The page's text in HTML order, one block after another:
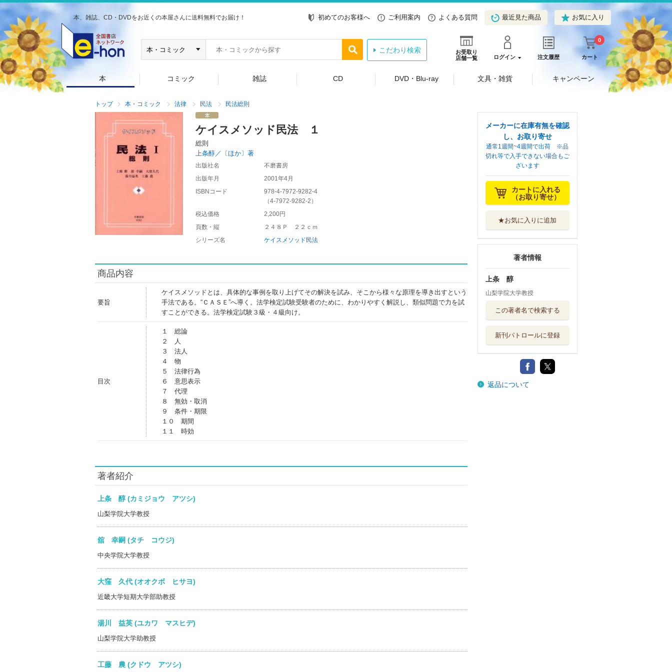
本、雑誌、CD・DVDをお近くの本屋さんに送料無料でお届け！ 初めてのお客様へ ご利用案内 よくある質問 最近見た商品 お気に入り
お受取り
店舗一覧
ログイン 注文履歴 カート
0
こだわり検索
本 コミック 雑誌 CD DVD・Blu-ray 文具・雑貨 キャンペーン
トップ 本・コミック 法律 民法 民法総則
ケイスメソッド民法 １
総則
上条醇／〔ほか〕著
出版社名
不磨書房
出版年月
2001年4月
ISBNコード
978-4-7972-9282-4
（4-7972-9282-2 ）
税込価格
2,200円
頁数・縦
２４８Ｐ ２２ｃｍ
シリーズ名
ケイスメソッド民法
商品内容
要旨
ケイスメソッドとは、具体的な事例を取り上げてその解決を試み、そこから様々な原理を導き出すという
手法である。“ＣＡＳＥ”へ導く。法学検定試験受験者のために、わかりやすく解説し、類似問題で力を試
すことができる。法学検定試験３級・４級向け。
目次
１ 総論
２ 人
３ 法人
４ 物
５ 法律行為
６ 意思表示
７ 代理
８ 無効・取消
９ 条件・期限
１０ 期間
１１ 時効
著者紹介
上条 醇 (カミジョウ アツシ)
山梨学院大学教授
舘 幸嗣 (タチ コウジ)
中央学院大学教授
大窪 久代 (オオクボ ヒサヨ)
近畿大学短期大学部助教授
湯川 益英 (ユカワ マスヒデ)
山梨学院大学助教授
工藤 農 (クドウ アツシ)
メーカーに在庫有無を確認
し、お取り寄せ
通常1週間~4週間で出荷 ※品
切れ等で入手できない場合もご
ざいます
カートに入れる
（お取り寄せ）
★お気に入りに追加
著者情報
上条 醇
山梨学院大学教授
この著者名で検索する
新刊パトロールに登録
返品について